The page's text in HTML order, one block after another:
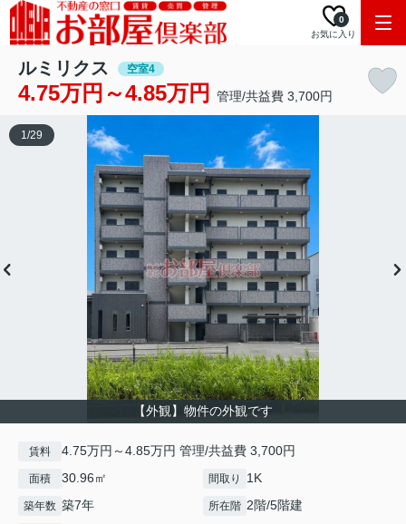
お気に入り
0
ルミリクス 空室4
4.75万円～4.85万円 管理/共益費 3,700円
【外観】物件の外観です
1/29
賃料 4.75万円～4.85万円 管理/共益費 3,700円
面積 30.96㎡ 間取り 1K
築年数 築7年 所在階 2階/5階建